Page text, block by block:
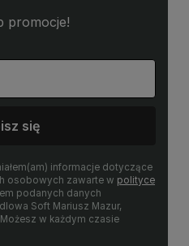
promocje!
się
informacje dotyczące
osobowych zawarte w polityce
podanych danych
Soft Mariusz Mazur,
w każdym czasie